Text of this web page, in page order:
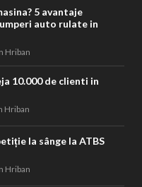
5 avantaje
auto rulate in
Hriban
10.000 de clienti in
Hriban
la sânge la ATBS
Hriban